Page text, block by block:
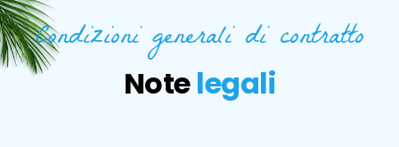
Condizioni generali di contratto
Notelegali